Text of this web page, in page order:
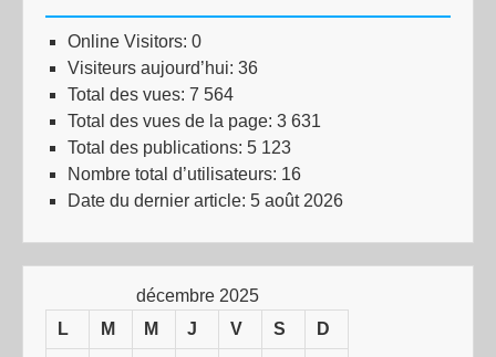
Online Visitors: 0
Visiteurs aujourd’hui: 36
Total des vues: 7 564
Total des vues de la page: 3 631
Total des publications: 5 123
Nombre total d’utilisateurs: 16
Date du dernier article: 5 août 2026
décembre 2025
L
M M J V S D